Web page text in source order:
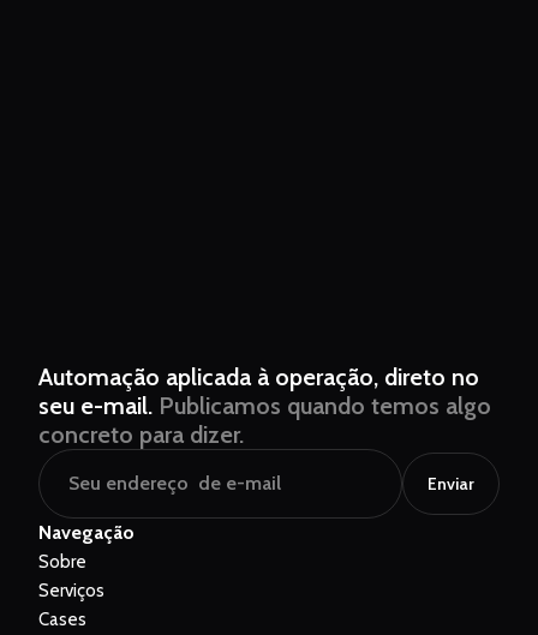
Automação aplicada à operação, direto no
seu e-mail. Publicamos quando temos algo
concreto para dizer.
Enviar
Navegação
Sobre
Serviços
Cases